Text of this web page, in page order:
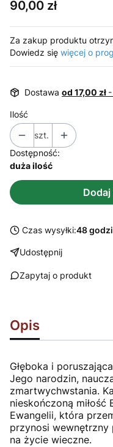
Cena
90,00 zł
Za zakup produktu
Dowiedz się więcej o
Dostawa od 17,00 zł
Ilość
szt.
Dostępność:
duża ilość
Czas wysyłki:48
Udostępnij
Zapytaj o produkt
Opis
Głęboka i
Jego narodzin,
zmartwychwstania.
nieskończoną miłość
Ewangelii, która
przynosi
na życie wieczne.